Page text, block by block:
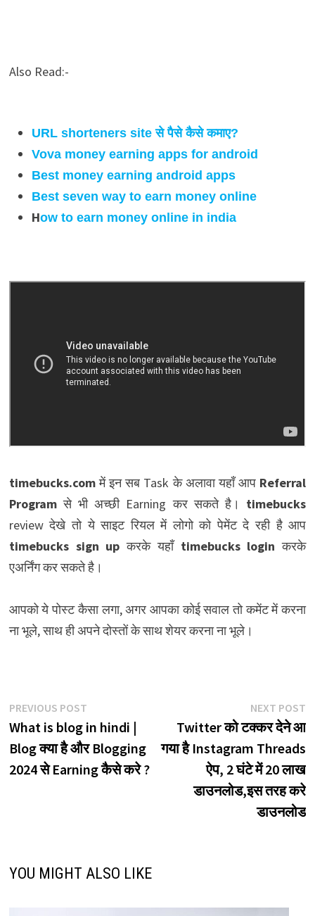
Also Read:-
URL shorteners site से पैसे कैसे कमाए?
Vova money earning apps for android
Best money earning android apps
Best seven way to earn money online
How to earn money online in india
timebucks.comमें इन सब Task के अलावा यहाँ आप Referral
Programसे भी अच्छी Earning कर सकते है। timebucks
review देखे तो ये साइट रियल में लोगो को पेमेंट दे रही है आप
timebucks sign up करके यहाँ timebucks login करके
एअर्निंग कर सकते है।
आपको ये पोस्ट कैसा लगा, अगर आपका कोई सवाल तो कमेंट में करना
ना भूले, साथ ही अपने दोस्तों के साथ शेयर करना ना भूले।
Post
navigation
PREVIOUS POSTPrevious
post:
What is blog in hindi |
Blog क्या है और Blogging
2024 से Earning कैसे करे ?
NEXT POST
Twitter को टक्कर देने आ
गया है Instagram Threads
ऐप, 2 घंटे में 20 लाख
डाउनलोड,इस तरह करे
डाउनलोड
YOU MIGHT ALSO LIKE